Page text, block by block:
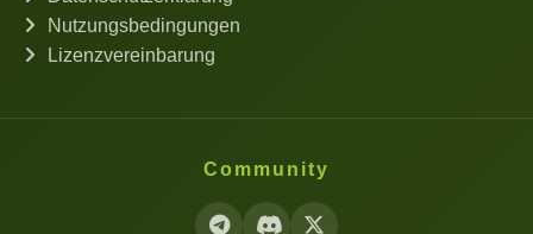
Nutzungsbedingungen
Lizenzvereinbarung
Community